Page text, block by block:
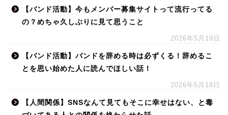
【バンド活動】今もメンバー募集サイトって流行ってる
の？めちゃ久しぶりに見て思うこと
2026年5月19日
【バンド活動】バンドを辞める時は必ずくる！辞めるこ
とを思い始めた人に読んでほしい話！
2026年5月18日
【人間関係】SNSなんて見てもそこに幸せはない、と毒